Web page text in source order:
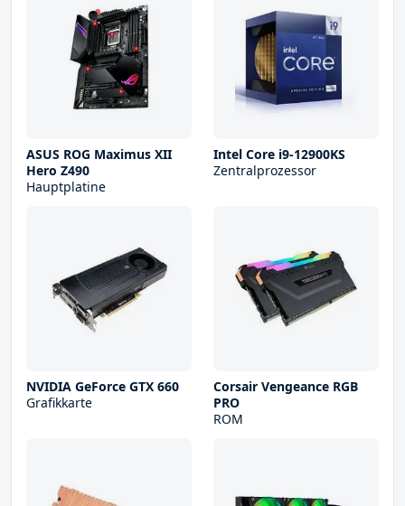
ASUS ROG Maximus XII
Hero Z490
Hauptplatine
Intel Core i9-12900KS
Zentralprozessor
NVIDIA GeForce GTX 660
Grafikkarte
Corsair Vengeance RGB
PRO
ROM